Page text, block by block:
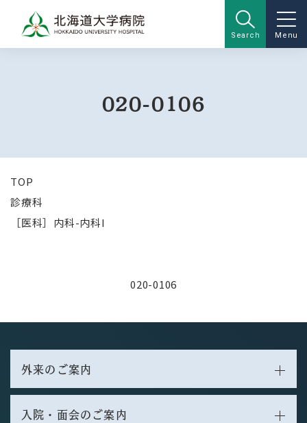
Search Menu
020-0106
TOP
診療科
［医科］内科-内科I
020-0106
外来のご案内
入院・面会のご案内